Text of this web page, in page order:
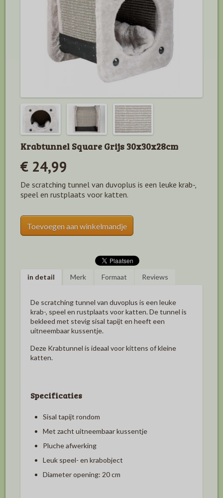
Krabtunnel Square Grijs 30x30x28cm
€ 24,99
De scratching tunnel van duvoplus is een leuke krab-,
speel en rustplaats voor katten.
Toevoegen aan winkelmandje
in detail Merk Formaat Reviews
De scratching tunnel van duvoplus is een leuke
krab-, speel en rustplaats voor katten. De tunnel is
bekleed met stevig sisal tapijt en heeft een
uitneembaar kussentje.
Deze Krabtunnel is ideaal voor kittens of kleine
katten.
Specificaties
Sisal tapijt rondom
Met zacht uitneembaar kussentje
Pluche afwerking
Leuk speel- en krabobject
Diameter opening: 20 cm